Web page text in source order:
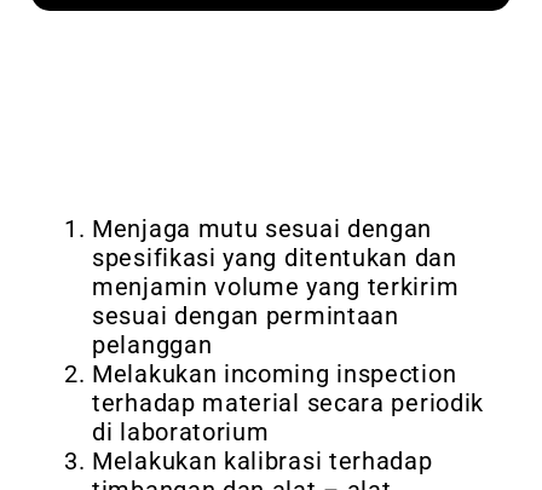
Menjaga mutu sesuai dengan
spesifikasi yang ditentukan dan
menjamin volume yang terkirim
sesuai dengan permintaan
pelanggan
Melakukan incoming inspection
terhadap material secara periodik
di laboratorium
Melakukan kalibrasi terhadap